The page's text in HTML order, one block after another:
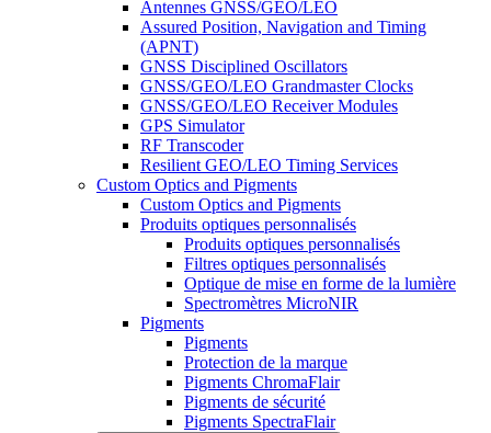
Antennes GNSS/GEO/LEO
Assured Position, Navigation and Timing
(APNT)
GNSS Disciplined Oscillators
GNSS/GEO/LEO Grandmaster Clocks
GNSS/GEO/LEO Receiver Modules
GPS Simulator
RF Transcoder
Resilient GEO/LEO Timing Services
Custom Optics and Pigments
Custom Optics and Pigments
Produits optiques personnalisés
Produits optiques personnalisés
Filtres optiques personnalisés
Optique de mise en forme de la lumière
Spectromètres MicroNIR
Pigments
Pigments
Protection de la marque
Pigments ChromaFlair
Pigments de sécurité
Pigments SpectraFlair